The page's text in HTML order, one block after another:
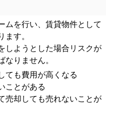
ムを行い、賃貸物件として
す。
しようとした場合リスクが
りません。
も費用が高くなる
ことがある
却しても売れないことが